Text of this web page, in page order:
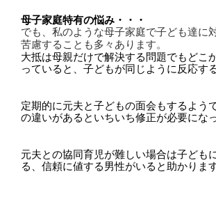
母子家庭特有の悩み・・・
でも、私のような母子家庭で子ども達に
苦慮することも多々あります。
大抵は母親だけで解決する問題でもどこ
っていると、子どもが同じように反応す
定期的に元夫と子どもの面会もするよう
の違いがあるといちいち修正が必要にな
元夫との協同育児が難しい場合は子ども
る、信頼に値する男性がいると助かります